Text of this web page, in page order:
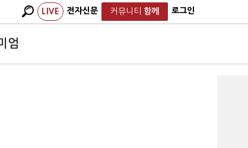
LIVE 전자신문 커뮤니티 함께 로그인
엄